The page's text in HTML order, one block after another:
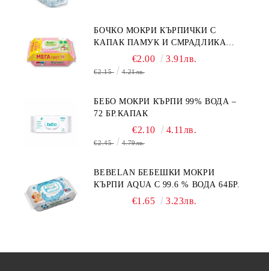
БОЧКО МОКРИ КЪРПИЧКИ С
КАПАК ПАМУК И СМРАДЛИКА
€2.00 3.91лв.
€2.15 4.21лв.
БЕБО МОКРИ КЪРПИ 99% ВОДА –
72 БР.КАПАК
€2.10 4.11лв.
€2.45 4.79лв.
BEBELAN БЕБЕШКИ МОКРИ
КЪРПИ AQUA С 99.6 % ВОДА 64БР.
€1.65 3.23лв.